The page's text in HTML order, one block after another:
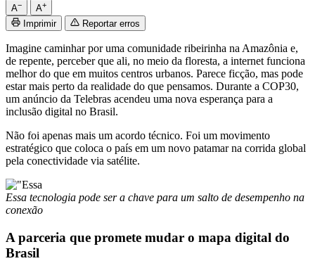
A− A+
Imprimir Reportar erros
Imagine caminhar por uma comunidade ribeirinha na Amazônia e,
de repente, perceber que ali, no meio da floresta, a internet funciona
melhor do que em muitos centros urbanos. Parece ficção, mas pode
estar mais perto da realidade do que pensamos. Durante a COP30,
um anúncio da Telebras acendeu uma nova esperança para a
inclusão digital no Brasil.
Não foi apenas mais um acordo técnico. Foi um movimento
estratégico que coloca o país em um novo patamar na corrida global
pela conectividade via satélite.
Essa tecnologia pode ser a chave para um salto de desempenho na
conexão
A parceria que promete mudar o mapa digital do
Brasil